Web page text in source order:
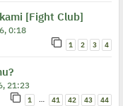
[Fight Club]
0:18
1 2 3 4
21:23
1 … 41 42 43 44